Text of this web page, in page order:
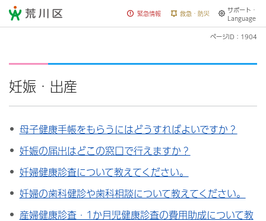
荒川区 緊急情報 救急・防災
サポート・
Language
ページID：1904
妊娠・出産
母子健康手帳をもらうにはどうすればよいですか？
妊娠の届出はどこの窓口で行えますか？
妊婦健康診査について教えてください。
妊婦の歯科健診や歯科相談について教えてください。
産婦健康診査・1か月児健康診査の費用助成について教